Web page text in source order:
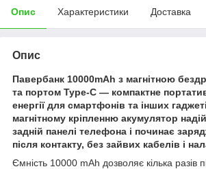
Опис Характеристики Доставка
Опис
Павербанк 10000mAh з магнітною
та портом Type-C — компактне
енергії для смартфонів та інших
магнітному кріпленню акумулятор
задній панелі телефона і починає
після контакту, без зайвих кабелів і
Ємність 10000 mAh дозволяє кілька разів